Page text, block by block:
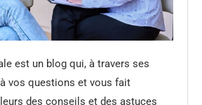
est un blog qui, à travers ses
vos questions et vous fait
des conseils et des astuces